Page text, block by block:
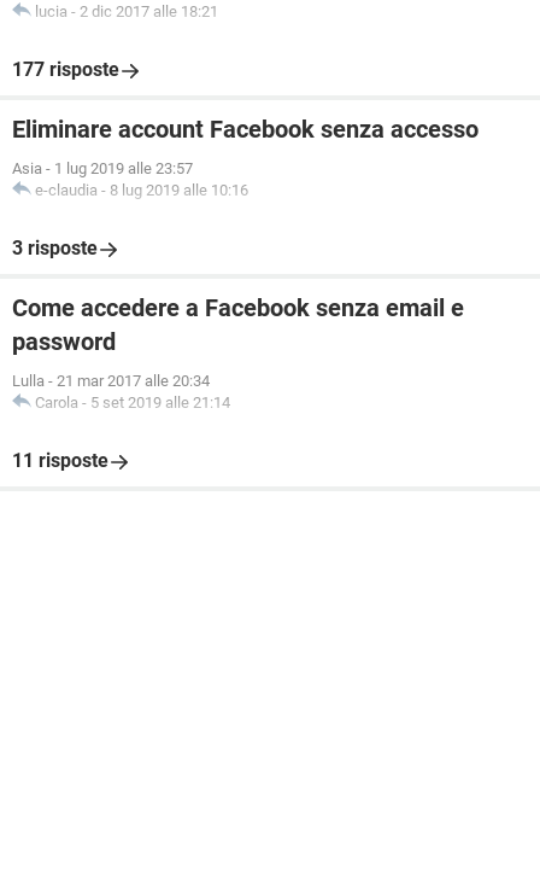
lucia - 2 dic 2017 alle 18:21
177 risposte
Eliminare account Facebook senza accesso
Asia - 1 lug 2019 alle 23:57
e-claudia - 8 lug 2019 alle 10:16
3 risposte
Come accedere a Facebook senza email e
password
Lulla - 21 mar 2017 alle 20:34
Carola - 5 set 2019 alle 21:14
11 risposte